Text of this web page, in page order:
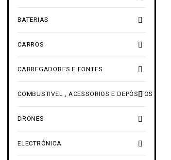

BATERIAS

CARROS

CARREGADORES E FONTES

COMBUSTIVEL , ACESSORIOS E DEPÓSITOS

DRONES

ELECTRÓNICA